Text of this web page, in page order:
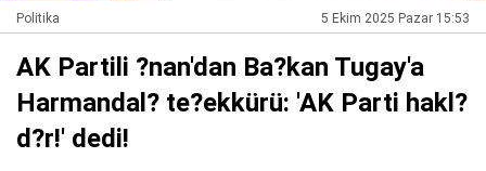
Politika 5 Ekim 2025 Pazar 15:53
AK Partili ?nan'dan Ba?kan Tugay'a
Harmandal? te?ekkürü: 'AK Parti hakl?
d?r!' dedi!